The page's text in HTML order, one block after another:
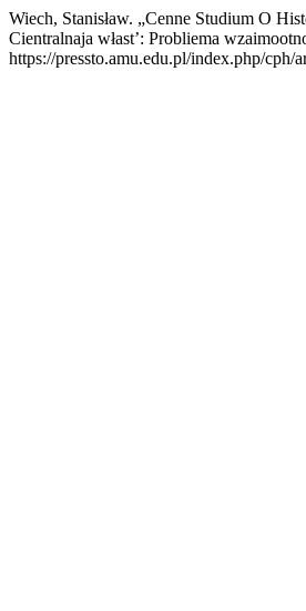
Wiech, Stanisław. „Cenne Studium O
Cientralnaja włast’: Probliema
https://pressto.amu.edu.pl/index.php/cph/